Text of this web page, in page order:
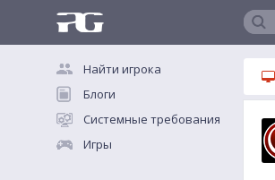
Найти игрока
Блоги
Системные требования
Игры